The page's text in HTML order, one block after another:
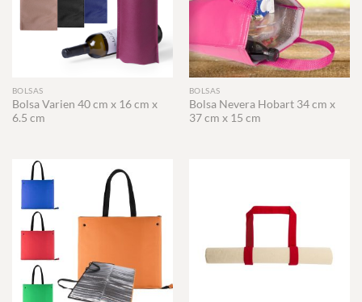
BOLSAS
Bolsa Varien 40 cm x 16 cm x
6.5 cm
BOLSAS
Bolsa Nevera Hobart 34 cm x
37 cm x 15 cm